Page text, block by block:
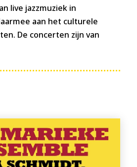
live jazzmuziek in
aan het culturele
De concerten zijn van